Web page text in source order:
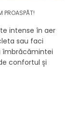
PROASPĂT!
intense în aer
sau faci
îmbrăcămintei
confortul și
astfel încât
celor mai